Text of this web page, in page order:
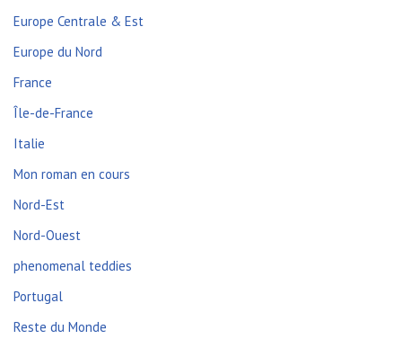
Europe Centrale & Est
Europe du Nord
France
Île-de-France
Italie
Mon roman en cours
Nord-Est
Nord-Ouest
phenomenal teddies
Portugal
Reste du Monde